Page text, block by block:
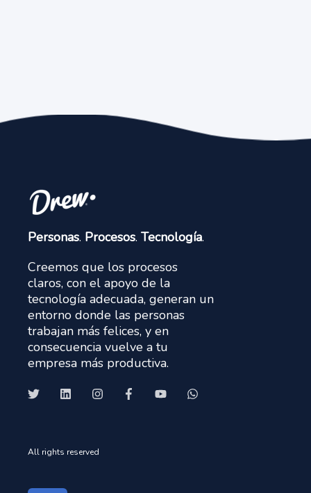
Personas. Procesos. Tecnología.
Creemos que los procesos
claros, con el apoyo de la
tecnología adecuada, generan un
entorno donde las personas
trabajan más felices, y en
consecuencia vuelve a tu
empresa más productiva.
All rights reserved